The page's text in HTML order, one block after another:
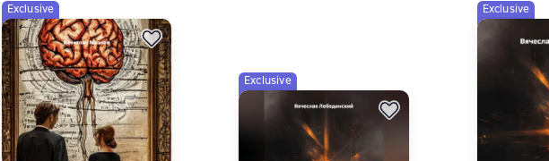
Exclusive
Exclusive
Exclusive